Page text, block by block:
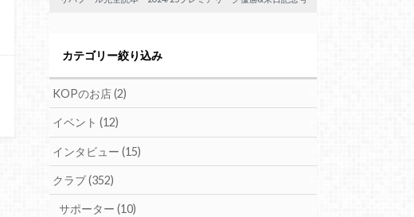
カテゴリー絞り込み
KOPのお店(2)
イベント(12)
インタビュー(15)
クラブ(352)
サポーター (10)